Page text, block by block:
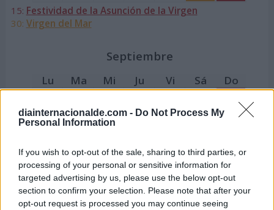
diainternacionalde.com - Do Not Process My
Personal Information
If you wish to opt-out of the sale, sharing to third parties, or
processing of your personal or sensitive information for
targeted advertising by us, please use the below opt-out
section to confirm your selection. Please note that after your
opt-out request is processed you may continue seeing
15: Festividad de la Asunción de la Virgen
30: Virgen del Mar
Septiembre
Lu Ma Mi Ju Vi Sá
Do
8
9 10 11 12 13
22
23 24 25 26 27
28
29
30